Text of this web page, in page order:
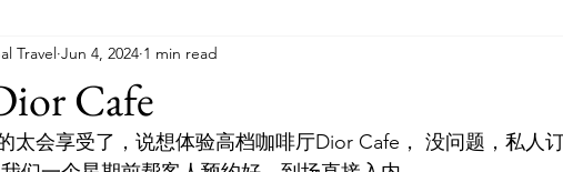
抱川 江原道
济州美食 济州景点 济州咖啡厅 水原 首尔市区景点
Cafe
Travel Jun 4, 2024 1 min read
太会享受了，说想体验高档咖啡厅Dior Cafe， 没问题，私人